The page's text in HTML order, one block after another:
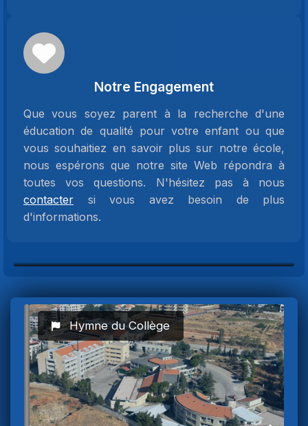
Notre Engagement
Que vous soyez parent à la recherche d'une
éducation de qualité pour votre enfant ou que
vous souhaitiez en savoir plus sur notre école,
nous espérons que notre site Web répondra à
toutes vos questions. N'hésitez pas à nous
contacter si vous avez besoin de plus
d'informations.
Hymne du Collège